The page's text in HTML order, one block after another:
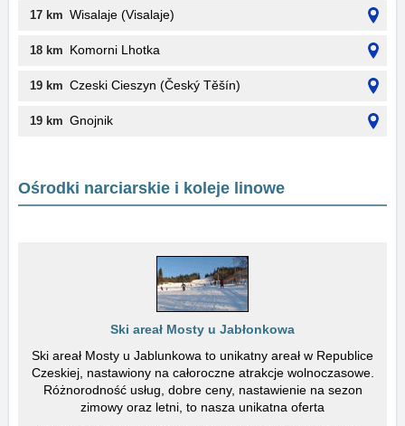
17 km Wisalaje (Visalaje)
18 km Komorni Lhotka
19 km Czeski Cieszyn (Český Těšín)
19 km Gnojnik
Ośrodki narciarskie i koleje linowe
Ski areał Mosty u Jabłonkowa
Ski areał Mosty u Jablunkowa to unikatny areał w Republice
Czeskiej, nastawiony na całoroczne atrakcje wolnoczasowe.
Różnorodność usług, dobre ceny, nastawienie na sezon
zimowy oraz letni, to nasza unikatna oferta